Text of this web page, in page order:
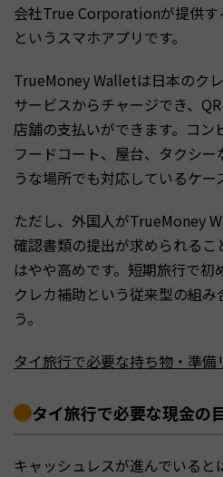
会社True Corporationが提供す
というスマホアプリです。
TrueMoney Walletは日本のク
サービスからチャージでき、
店舗の支払いができます。コン
フードコート、屋台、タクシ
うな場所でも対応しているケー
ただし、外国人がTrueMoney
確認書類の提出が求められる
はやや高めです。短期旅行で
クレカ補助という従来型の組
う。
タイ旅行で必要な持ち物・準備
タイ旅行で必要な現金の
キャッシュレスが進んでいる